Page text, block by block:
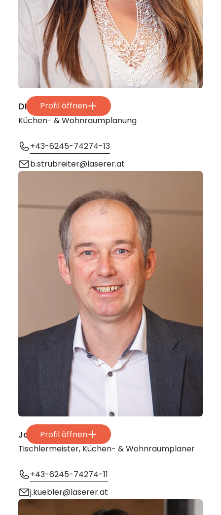
Profil öffnen
DI Bianca Strubreiter
Küchen- & Wohnraumplanung
+43-6245-74274-13
b.strubreiter@laserer.at
Profil öffnen
Johann Kübler
Tischlermeister, Küchen- & Wohnraumplaner
+43-6245-74274-11
j.kuebler@laserer.at